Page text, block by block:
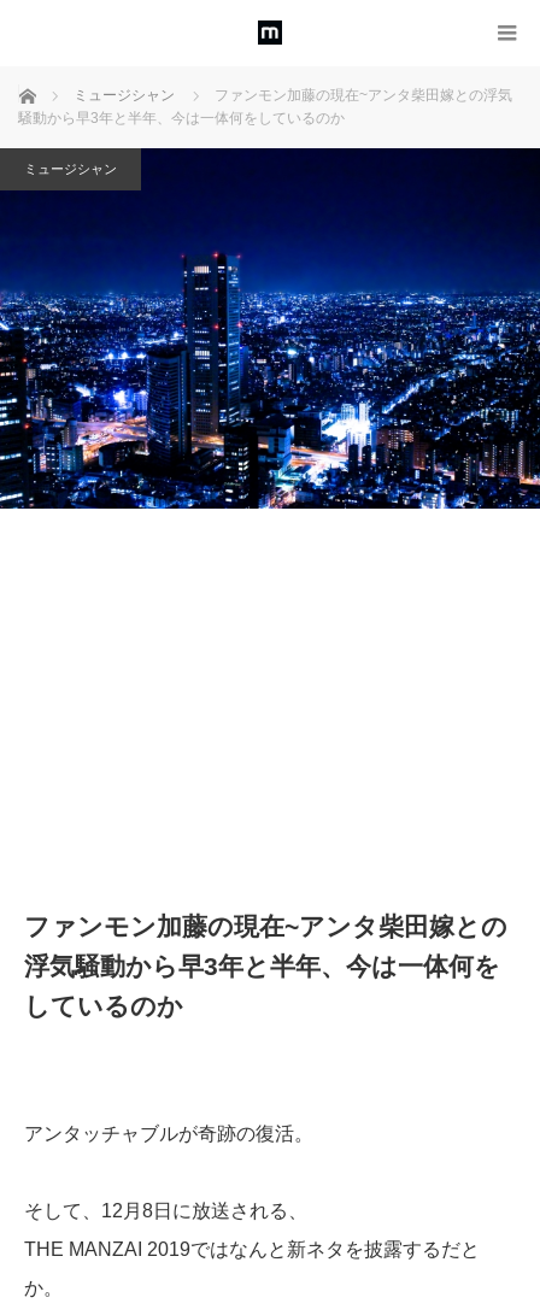
ホーム ミュージシャン
ファンモン加藤の現在~アンタ柴田嫁との浮気
騒動から早3年と半年、今は一体何をしているのか
ミュージシャン
ファンモン加藤の現在~アンタ柴田嫁との
浮気騒動から早3年と半年、今は一体何を
しているのか
アンタッチャブルが奇跡の復活。
そして、12月8日に放送される、
THE MANZAI 2019ではなんと新ネタを披露するだと
か。